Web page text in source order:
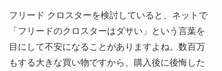
フリード クロスターを検討していると、ネットで
「フリードのクロスターはダサい」という言葉を
目にして不安になることがありますよね。数百万
もする大きな買い物ですから、購入後に後悔した